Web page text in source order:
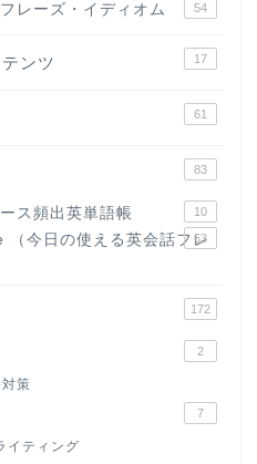
レーズ・イディオム 54
ンツ 17
61
83
ス頻出英単語帳 10
今日の使える英会話フレ
63
172
2
策
7
イティング